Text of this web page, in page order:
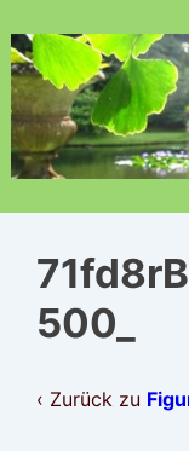
Zum
Inhalt
500_
‹ Zurück zu